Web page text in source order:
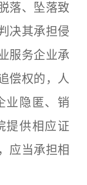
落、坠落致
决其承担侵
服务企业承
偿权的，人
业隐匿、销
提供相应证
应当承担相